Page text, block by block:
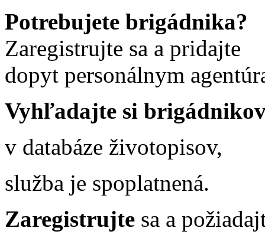
Potrebujete brigádnika?
Zaregistrujte sa a pridajte
dopyt personálnym
Vyhľadajte si
v databáze životopisov,
služba je spoplatnená.
Zaregistrujte sa a